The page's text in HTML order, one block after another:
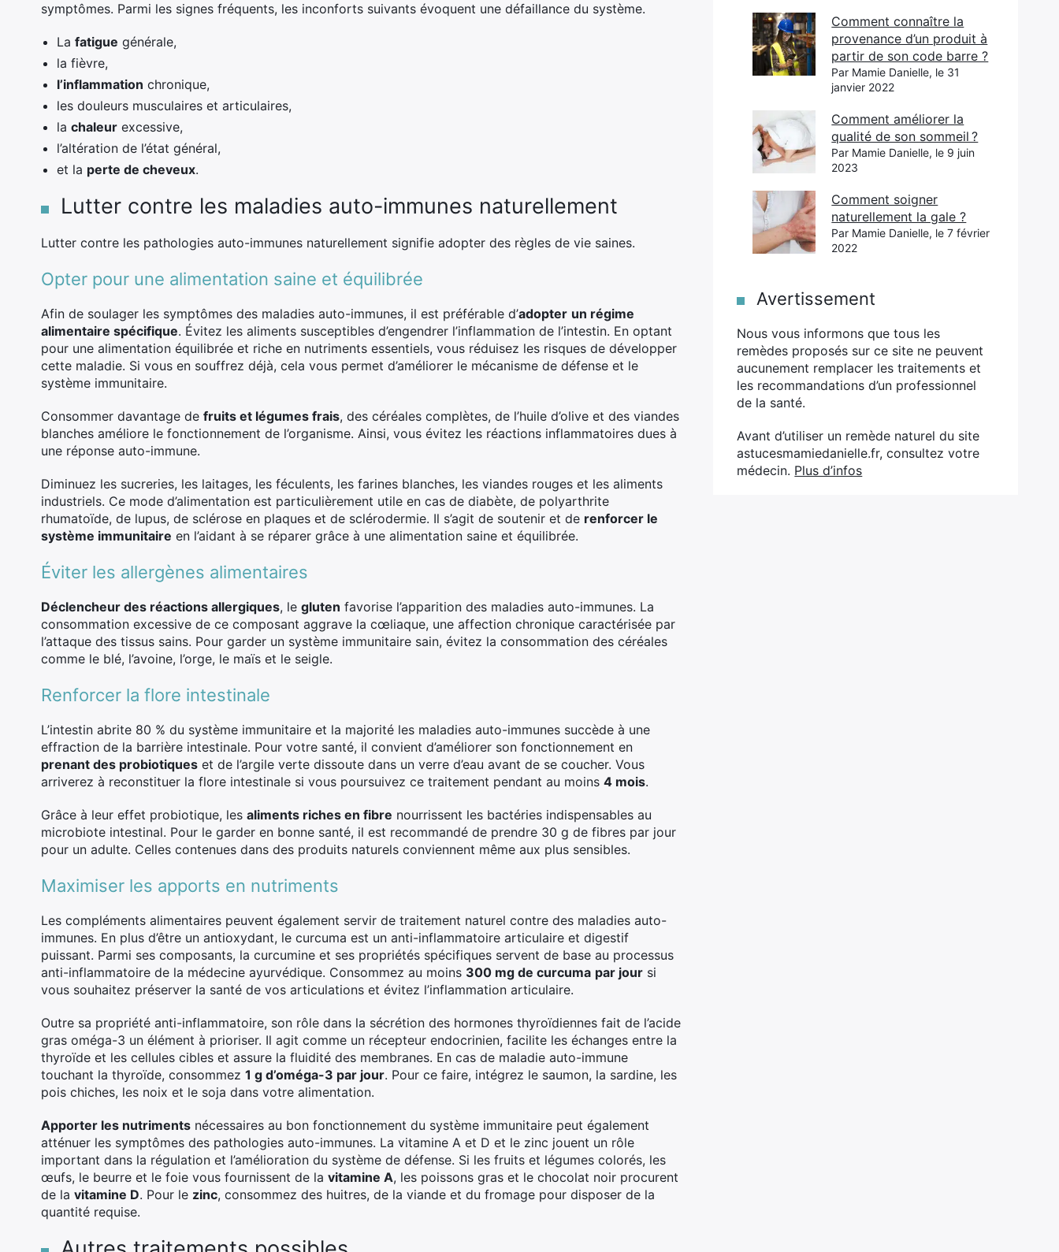
symptômes. Parmi les signes fréquents, les inconforts suivants évoquent une défaillance du système.
La fatigue générale,
la fièvre,
l’inflammation chronique,
les douleurs musculaires et articulaires,
la chaleur excessive,
l’altération de l’état général,
et la perte de cheveux.
Lutter contre les maladies auto-immunes naturellement
Lutter contre les pathologies auto-immunes naturellement signifie adopter des règles de vie saines.
Opter pour une alimentation saine et équilibrée
Afin de soulager les symptômes des maladies auto-immunes, il est préférable d’adopter un régime
alimentaire spécifique. Évitez les aliments susceptibles d’engendrer l’inflammation de l’intestin. En optant
pour une alimentation équilibrée et riche en nutriments essentiels, vous réduisez les risques de développer
cette maladie. Si vous en souffrez déjà, cela vous permet d’améliorer le mécanisme de défense et le
système immunitaire.
Consommer davantage de fruits et légumes frais, des céréales complètes, de l’huile d’olive et des viandes
blanches améliore le fonctionnement de l’organisme. Ainsi, vous évitez les réactions inflammatoires dues à
une réponse auto-immune.
Diminuez les sucreries, les laitages, les féculents, les farines blanches, les viandes rouges et les aliments
industriels. Ce mode d’alimentation est particulièrement utile en cas de diabète, de polyarthrite
rhumatoïde, de lupus, de sclérose en plaques et de sclérodermie. Il s’agit de soutenir et de renforcer le
système immunitaire en l’aidant à se réparer grâce à une alimentation saine et équilibrée.
Éviter les allergènes alimentaires
Déclencheur des réactions allergiques, le gluten favorise l’apparition des maladies auto-immunes. La
consommation excessive de ce composant aggrave la cœliaque, une affection chronique caractérisée par
l’attaque des tissus sains. Pour garder un système immunitaire sain, évitez la consommation des céréales
comme le blé, l’avoine, l’orge, le maïs et le seigle.
Renforcer la flore intestinale
L’intestin abrite 80 % du système immunitaire et la majorité les maladies auto-immunes succède à une
effraction de la barrière intestinale. Pour votre santé, il convient d’améliorer son fonctionnement en
prenant des probiotiques et de l’argile verte dissoute dans un verre d’eau avant de se coucher. Vous
arriverez à reconstituer la flore intestinale si vous poursuivez ce traitement pendant au moins 4 mois.
Grâce à leur effet probiotique, les aliments riches en fibre nourrissent les bactéries indispensables au
microbiote intestinal. Pour le garder en bonne santé, il est recommandé de prendre 30 g de fibres par jour
pour un adulte. Celles contenues dans des produits naturels conviennent même aux plus sensibles.
Maximiser les apports en nutriments
Les compléments alimentaires peuvent également servir de traitement naturel contre des maladies auto-
immunes. En plus d’être un antioxydant, le curcuma est un anti-inflammatoire articulaire et digestif
puissant. Parmi ses composants, la curcumine et ses propriétés spécifiques servent de base au processus
anti-inflammatoire de la médecine ayurvédique. Consommez au moins 300 mg de curcuma par jour si
vous souhaitez préserver la santé de vos articulations et évitez l’inflammation articulaire.
Outre sa propriété anti-inflammatoire, son rôle dans la sécrétion des hormones thyroïdiennes fait de l’acide
gras oméga-3 un élément à prioriser. Il agit comme un récepteur endocrinien, facilite les échanges entre la
thyroïde et les cellules cibles et assure la fluidité des membranes. En cas de maladie auto-immune
touchant la thyroïde, consommez 1 g d’oméga-3 par jour. Pour ce faire, intégrez le saumon, la sardine, les
pois chiches, les noix et le soja dans votre alimentation.
Apporter les nutriments nécessaires au bon fonctionnement du système immunitaire peut également
atténuer les symptômes des pathologies auto-immunes. La vitamine A et D et le zinc jouent un rôle
important dans la régulation et l’amélioration du système de défense. Si les fruits et légumes colorés, les
œufs, le beurre et le foie vous fournissent de la vitamine A, les poissons gras et le chocolat noir procurent
de la vitamine D. Pour le zinc, consommez des huitres, de la viande et du fromage pour disposer de la
quantité requise.
Comment connaître la
provenance d’un produit à
partir de son code barre ?
Par Mamie Danielle, le 31
janvier 2022
Comment améliorer la
qualité de son sommeil ?
Par Mamie Danielle, le 9 juin
2023
Comment soigner
naturellement la gale ?
Par Mamie Danielle, le 7 février
2022
Avertissement
Nous vous informons que tous les
remèdes proposés sur ce site ne peuvent
aucunement remplacer les traitements et
les recommandations d’un professionnel
de la santé.
Avant d’utiliser un remède naturel du site
astucesmamiedanielle.fr, consultez votre
médecin. Plus d’infos